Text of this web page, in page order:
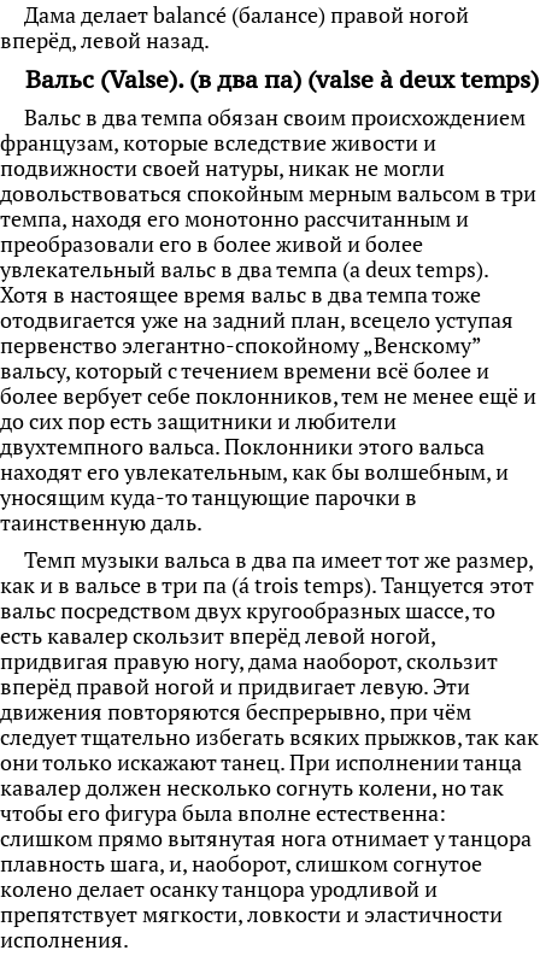
Дама делает balancé (балансе) правой ногой
вперёд, левой назад.
Вальс (Valse). (в два па) (valse à deux temps)
Вальс в два темпа обязан своим происхождением
французам, которые вследствие живости и
подвижности своей натуры, никак не могли
довольствоваться спокойным мерным вальсом в три
темпа, находя его монотонно рассчитанным и
преобразовали его в более живой и более
увлекательный вальс в два темпа (а deux temps).
Хотя в настоящее время вальс в два темпа тоже
отодвигается уже на задний план, всецело уступая
первенство элегантно-спокойному „Венскому”
вальсу, который с течением времени всё более и
более вербует себе поклонников, тем не менее ещё и
до сих пор есть защитники и любители
двухтемпного вальса. Поклонники этого вальса
находят его увлекательным, как бы волшебным, и
уносящим куда-то танцующие парочки в
таинственную даль.
Темп музыки вальса в два па имеет тот же размер,
как и в вальсе в три па (á trois temps). Танцуется этот
вальс посредством двух кругообразных шассе, то
есть кавалер скользит вперёд левой ногой,
придвигая правую ногу, дама наоборот, скользит
вперёд правой ногой и придвигает левую. Эти
движения повторяются беспрерывно, при чём
следует тщательно избегать всяких прыжков, так как
они только искажают танец. При исполнении танца
кавалер должен несколько согнуть колени, но так
чтобы его фигура была вполне естественна:
слишком прямо вытянутая нога отнимает у танцора
плавность шага, и, наоборот, слишком согнутое
колено делает осанку танцора уродливой и
препятствует мягкости, ловкости и эластичности
исполнения.